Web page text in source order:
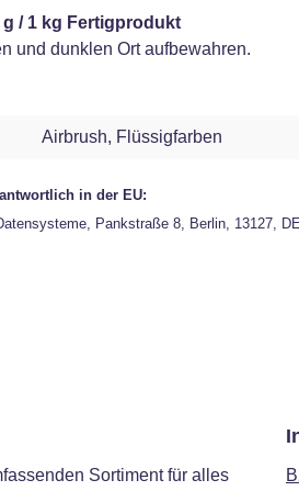
/ 1 kg Fertigprodukt
und dunklen Ort aufbewahren.
Airbrush, Flüssigfarben
in der EU:
Pankstraße 8, Berlin, 13127,
Sortiment für alles